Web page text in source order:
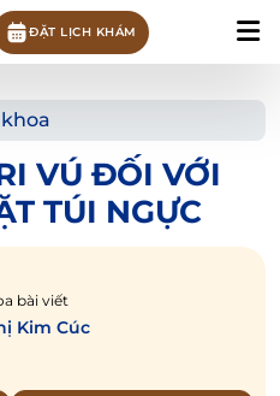
ĐẶT LỊCH KHÁM
VÚ ĐỐI VỚI
TÚI NGỰC
bài viết
Kim Cúc